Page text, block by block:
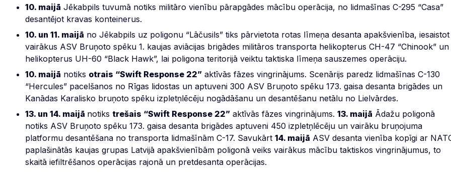
10. maijā Jēkabpils tuvumā notiks militāro vienību pārapgādes mācību operācija, no lidmašīnas C-295 “Casa”
desantējot kravas konteinerus.
10. un 11. maijā no Jēkabpils uz poligonu “Lāčusils” tiks pārvietota rotas līmeņa desanta apakšvienība, iesaistot
vairākus ASV Bruņoto spēku 1. kaujas aviācijas brigādes militāros transporta helikopterus CH-47 “Chinook” un
helikopterus UH-60 “Black Hawk”, lai poligona teritorijā veiktu taktiska līmeņa sauszemes operāciju.
10. maijā notiks otrais “Swift Response 22” aktīvās fāzes vingrinājums. Scenārijs paredz lidmašīnas C-130
“Hercules” pacelšanos no Rīgas lidostas un aptuveni 300 ASV Bruņoto spēku 173. gaisa desanta brigādes un
Kanādas Karalisko bruņoto spēku izpletņlēcēju nogādāšanu un desantēšanu netālu no Lielvārdes.
13. un 14. maijā notiks trešais “Swift Response 22” aktīvās fāzes vingrinājums. 13. maijā Ādažu poligonā
notiks ASV Bruņoto spēku 173. gaisa desanta brigādes aptuveni 450 izpletņlēcēju un vairāku bruņojuma
platformu desantēšana no transporta lidmašīnām C-17. Savukārt 14. maijā ASV desanta vienība kopīgi ar
paplašinātās kaujas grupas Latvijā apakšvienībām poligonā veiks vairākus mācību taktiskos vingrinājumus, to
skaitā iefiltrēšanos operācijas rajonā un pretdesanta operācijas.